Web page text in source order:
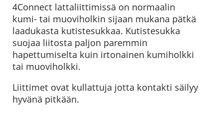
4Connect lattaliittimissä on normaalin
kumi- tai muoviholkin sijaan mukana pätkä
laadukasta kutistesukkaa. Kutistesukka
suojaa liitosta paljon paremmin
hapettumiselta kuin irtonainen kumiholkki
tai muoviholkki.
Liittimet ovat kullattuja jotta kontakti säilyy
hyvänä pitkään.